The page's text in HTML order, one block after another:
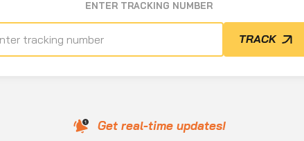
ENTER TRACKING NUMBER
TRACK
Get real-time updates!